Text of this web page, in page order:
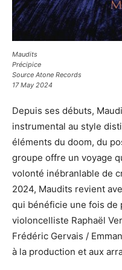
Maudits
Précipice
Source Atone Records
17 May 2024
Depuis ses débuts,
instrumental au style
éléments du doom, du
groupe offre un voyage
volonté inébranlable de
2024, Maudits revient
qui bénéficie une fois de
violoncelliste Raphaël
Frédéric Gervais /
à la production et aux